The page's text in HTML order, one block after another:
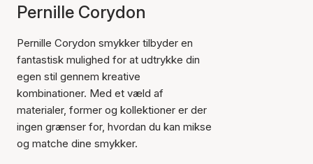
Pernille Corydon
Pernille Corydon smykker tilbyder en
fantastisk mulighed for at udtrykke din
egen stil gennem kreative
kombinationer. Med et væld af
materialer, former og kollektioner er der
ingen grænser for, hvordan du kan mikse
og matche dine smykker.